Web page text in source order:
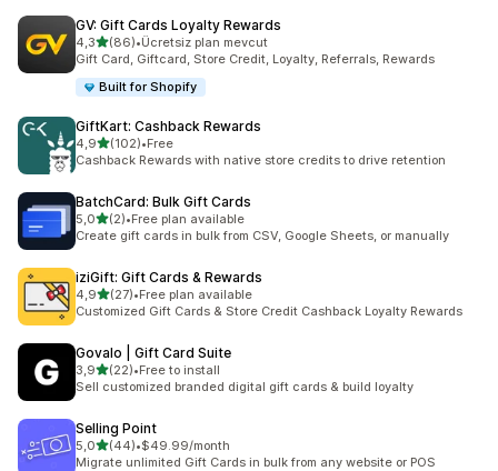
GV: Gift Cards Loyalty Rewards
4,35 yıldız üzerinden
(86)
toplam 86 değerlendirme
•Ücretsiz plan mevcut
Gift Card, Giftcard, Store Credit, Loyalty, Referrals, Rewards
Built for Shopify
GiftKart: Cashback Rewards
4,95 yıldız üzerinden
(102)
toplam 102 değerlendirme
•Free
Cashback Rewards with native store credits to drive retention
BatchCard: Bulk Gift Cards
5,05 yıldız üzerinden
(2)
toplam 2 değerlendirme
•Free plan available
Create gift cards in bulk from CSV, Google Sheets, or manually
iziGift: Gift Cards & Rewards
4,95 yıldız üzerinden
(27)
toplam 27 değerlendirme
•Free plan available
Customized Gift Cards & Store Credit Cashback Loyalty Rewards
Govalo | Gift Card Suite
3,95 yıldız üzerinden
(22)
toplam 22 değerlendirme
•Free to install
Sell customized branded digital gift cards & build loyalty
Selling Point
5,05 yıldız üzerinden
(44)
toplam 44 değerlendirme
•$49.99/month
Migrate unlimited Gift Cards in bulk from any website or POS